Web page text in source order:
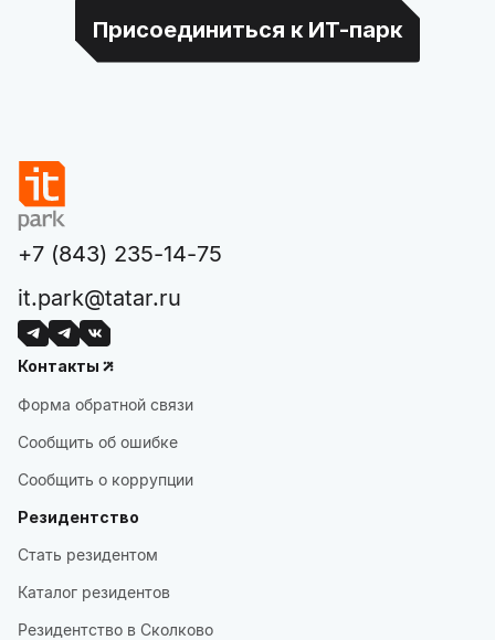
Присоединиться к ИТ-парк
+7 (843) 235-14-75
it.park@tatar.ru
Контакты
Форма обратной связи
Сообщить об ошибке
Сообщить о коррупции
Резидентство
Стать резидентом
Каталог резидентов
Резидентство в Сколково